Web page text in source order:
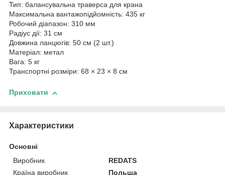
Тип: балансувальна траверса для крана
Максимальна вантажопідйомність: 435 кг
Робочий діапазон: 310 мм
Радіус дії: 31 см
Довжина ланцюгів: 50 см (2 шт.)
Матеріал: метал
Вага: 5 кг
Транспортні розміри: 68 × 23 × 8 см
Приховати
Характеристики
Основні
Виробник
REDATS
Країна виробник
Польща